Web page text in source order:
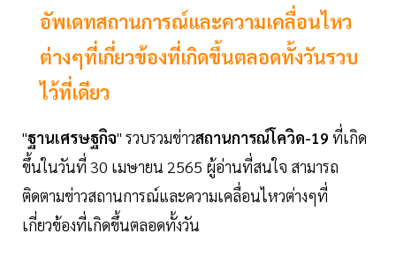
อัพเดทสถานการณ์และความเคลื่อนไหว
ต่างๆที่เกี่ยวข้องที่เกิดขึ้นตลอดทั้งวันรวบ
ไว้ที่เดียว
"ฐานเศรษฐกิจ" รวบรวมข่าวสถานการณ์โควิด-19 ที่เกิด
ขึ้นในวันที่ 30 เมษายน 2565 ผู้อ่านที่สนใจ สามารถ
ติดตามข่าวสถานการณ์และความเคลื่อนไหวต่างๆที่
เกี่ยวข้องที่เกิดขึ้นตลอดทั้งวัน